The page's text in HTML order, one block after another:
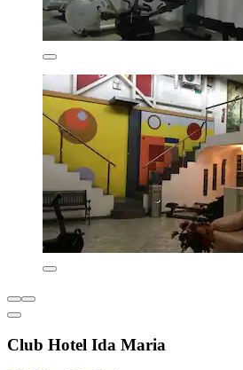
Club Hotel Ida Maria